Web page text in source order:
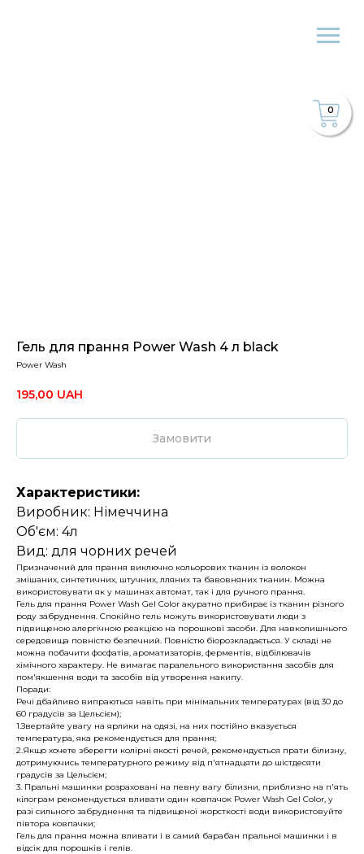
0
Гель для прання Power Wash 4 л black
Power Wash
195,00 UAH
Замовити
Характеристики:
Виробник: Німеччина
Об'єм: 4л
Вид: для чорних речей
Призначений для прання виключно кольорових тканин із волокон
змішаних, синтетичних, штучних, лляних та бавовняних тканин. Можна
використовувати як у машинах автомат, так і для ручного прання.
Гель для прання Power Wash Gel Color акуратно прибирає із тканин різного
роду забруднення. Спокійно гель можуть використовувати люди з
підвищеною алергічною реакцією на порошкові засоби. Для навколишнього
середовища повністю безпечний. Повністю біорозкладається. У складі не
можна побачити фосфатів, ароматизаторів, ферментів, відбілювачів
хімічного характеру. Не вимагає паралельного використання засобів для
пом'якшення води та засобів від утворення накипу.
Поради:
Речі дбайливо випраються навіть при мінімальних температурах (від 30 до
60 градусів за Цельсієм);
1.Звертайте увагу на ярлики на одязі, на них постійно вказується
температура, яка рекомендується для прання;
2.Якщо хочете зберегти колірні якості речей, рекомендується прати білизну,
дотримуючись температурного режиму від п'ятнадцяти до шістдесяти
градусів за Цельсієм;
3. Пральні машинки розраховані на певну вагу білизни, приблизно на п'ять
кілограм рекомендується вливати один ковпачок Power Wash Gel Color, у
разі сильного забруднення та підвищеної жорсткості води використовуйте
півтора ковпачки;
Гель для прання можна вливати і в самий барабан пральної машинки і в
відсік для порошків і гелів.